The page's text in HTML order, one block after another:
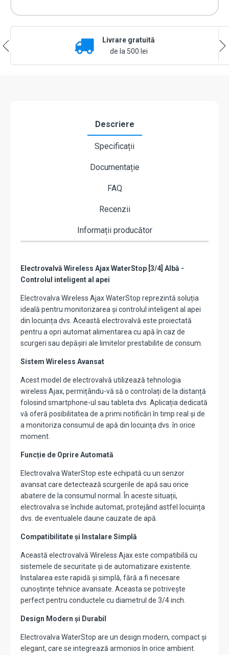
Livrare gratuită
de la 500 lei
Descriere
Specificații
Documentație
FAQ
Recenzii
Informații producător
Electrovalvă Wireless Ajax WaterStop [3/4] Albă -
Controlul inteligent al apei
Electrovalva Wireless Ajax WaterStop reprezintă soluția
ideală pentru monitorizarea și controlul inteligent al apei
din locuința dvs. Această electrovalvă este proiectată
pentru a opri automat alimentarea cu apă în caz de
scurgeri sau depășiri ale limitelor prestabilite de consum.
Sistem Wireless Avansat
Acest model de electrovalvă utilizează tehnologia
wireless Ajax, permițându-vă să o controlați de la distanță
folosind smartphone-ul sau tableta dvs. Aplicația dedicată
vă oferă posibilitatea de a primi notificări în timp real și de
a monitoriza consumul de apă din locuința dvs. în orice
moment.
Funcție de Oprire Automată
Electrovalva WaterStop este echipată cu un senzor
avansat care detectează scurgerile de apă sau orice
abatere de la consumul normal. În aceste situații,
electrovalva se închide automat, protejând astfel locuința
dvs. de eventualele daune cauzate de apă.
Compatibilitate și Instalare Simplă
Această electrovalvă Wireless Ajax este compatibilă cu
sistemele de securitate și de automatizare existente.
Instalarea este rapidă și simplă, fără a fi necesare
cunoștințe tehnice avansate. Aceasta se potrivește
perfect pentru conductele cu diametrul de 3/4 inch.
Design Modern și Durabil
Electrovalva WaterStop are un design modern, compact și
elegant, care se integrează armonios în orice ambient.